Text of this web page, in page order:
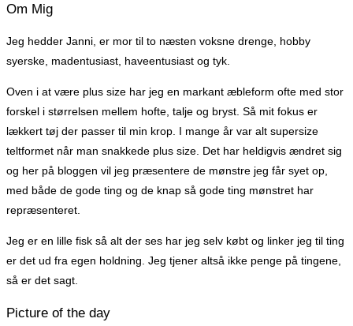
Om Mig
Jeg hedder Janni, er mor til to næsten voksne drenge, hobby
syerske, madentusiast, haveentusiast og tyk.
Oven i at være plus size har jeg en markant æbleform ofte med stor
forskel i størrelsen mellem hofte, talje og bryst. Så mit fokus er
lækkert tøj der passer til min krop. I mange år var alt supersize
teltformet når man snakkede plus size. Det har heldigvis ændret sig
og her på bloggen vil jeg præsentere de mønstre jeg får syet op,
med både de gode ting og de knap så gode ting mønstret har
repræsenteret.
Jeg er en lille fisk så alt der ses har jeg selv købt og linker jeg til ting
er det ud fra egen holdning. Jeg tjener altså ikke penge på tingene,
så er det sagt.
Picture of the day